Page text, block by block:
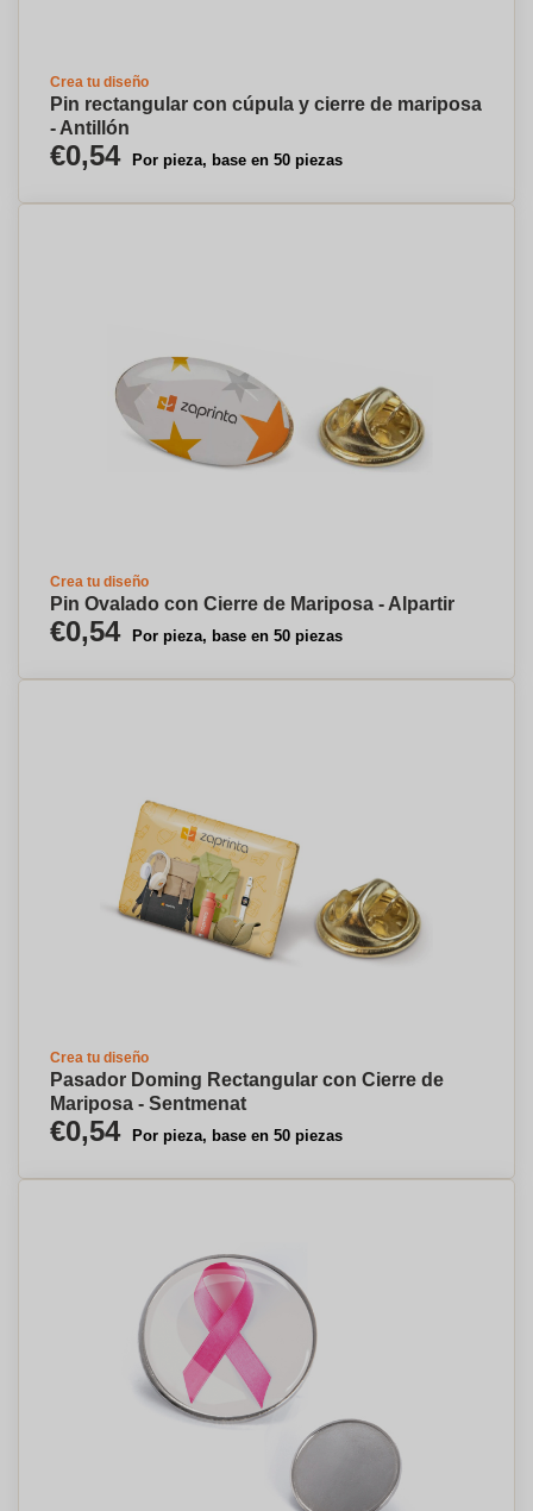
Crea tu diseño
Pin rectangular con cúpula y cierre de mariposa
- Antillón
€0,54 Por pieza, base en 50 piezas
Crea tu diseño
Pin Ovalado con Cierre de Mariposa - Alpartir
€0,54 Por pieza, base en 50 piezas
Crea tu diseño
Pasador Doming Rectangular con Cierre de
Mariposa - Sentmenat
€0,54 Por pieza, base en 50 piezas